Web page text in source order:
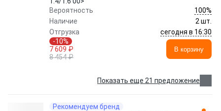
Вероятность
100%
Наличие
2 шт.
Отгрузка
сегодня в 16:30
-10%
7 609 ₽
8 454 ₽
В корзину
Показать еще 21 предложение
Рекомендуем бренд